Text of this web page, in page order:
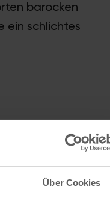
Über Cookies
barocken
ein schlichtes
Stadtplan)